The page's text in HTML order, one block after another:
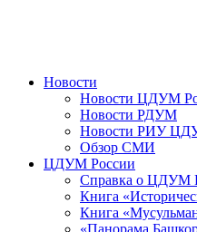
Новости
Новости ЦДУМ
Новости РДУМ
Новости РИУ
Обзор СМИ
ЦДУМ России
Справка о ЦДУМ
Книга
Книга
«Панорама